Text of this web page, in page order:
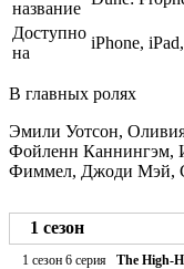
название
Доступно
на
iPhone,
В главных ролях
Эмили Уотсон,
Фойленн Каннингэм,
Фиммел, Джоди Мэй,
1 сезон
1 сезон 6 серия
The High-